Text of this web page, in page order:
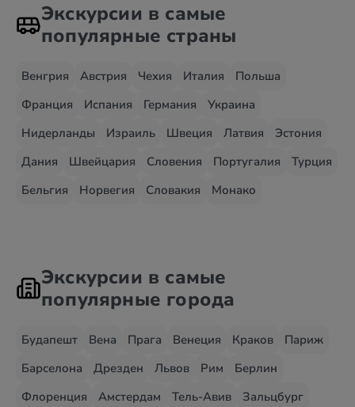
Экскурсии в самые
популярные страны
Венгрия Австрия Чехия Италия
Польша
Франция
Испания Германия
Украина
Нидерланды
Израиль Швеция Латвия
Эстония
Дания
Швейцария Словения Португалия
Турция
Бельгия
Норвегия Словакия Монако
Экскурсии в самые
популярные города
Будапешт Вена Прага Венеция Краков
Париж
Барселона
Дрезден Львов Рим
Берлин
Флоренция
Амстердам Тель-Авив
Зальцбург